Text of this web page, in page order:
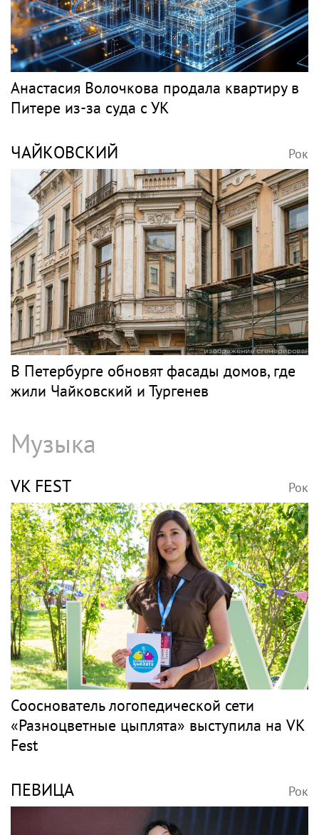
Анастасия Волочкова продала квартиру в
Питере из-за суда с УК
ЧАЙКОВСКИЙ Рок
В Петербурге обновят фасады домов, где
жили Чайковский и Тургенев
Музыка
VK FEST Рок
Сооснователь логопедической сети
«Разноцветные цыплята» выступила на VK
Fest
ПЕВИЦА Рок